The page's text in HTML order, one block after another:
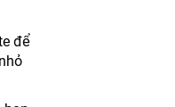
để